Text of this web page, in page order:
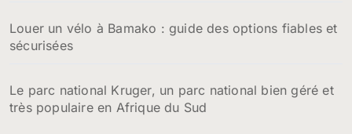
Louer un vélo à Bamako : guide des options fiables et
sécurisées
Le parc national Kruger, un parc national bien géré et
très populaire en Afrique du Sud